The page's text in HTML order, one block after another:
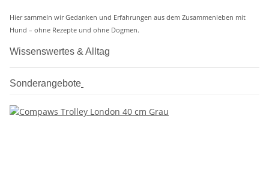
Hier sammeln wir Gedanken und Erfahrungen aus dem Zusammenleben mit
Hund – ohne Rezepte und ohne Dogmen.
Wissenswertes & Alltag
Sonderangebote